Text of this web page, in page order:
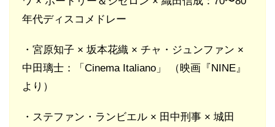
年代ディスコメドレー
・宮原知子 × 坂本花織 × チャ・ジュンファン ×
中田璃士：「Cinema Italiano」 （映画『NINE』
より）
・ステファン・ランビエル × 田中刑事 × 城田